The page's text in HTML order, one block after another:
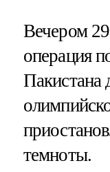
Вечером
операция
Пакистана
темноты.